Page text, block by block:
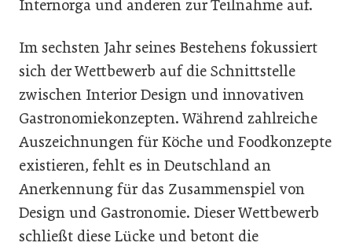
Internorga und anderen zur Teilnahme auf.
Im sechsten Jahr seines Bestehens fokussiert
sich der Wettbewerb auf die Schnittstelle
zwischen Interior Design und innovativen
Gastronomiekonzepten. Während zahlreiche
Auszeichnungen für Köche und Foodkonzepte
existieren, fehlt es in Deutschland an
Anerkennung für das Zusammenspiel von
Design und Gastronomie. Dieser Wettbewerb
schließt diese Lücke und betont die